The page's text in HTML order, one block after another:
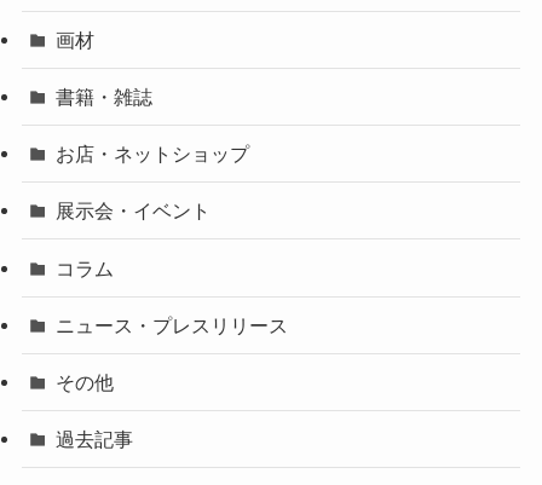
画材
書籍・雑誌
お店・ネットショップ
展示会・イベント
コラム
ニュース・プレスリリース
その他
過去記事